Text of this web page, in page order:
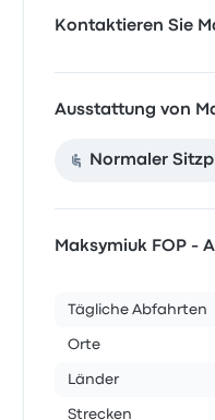
Kontaktieren Sie
Ausstattung von
Normaler
Maksymiuk FOP -
Tägliche Abfahrten
Orte
Länder
Strecken